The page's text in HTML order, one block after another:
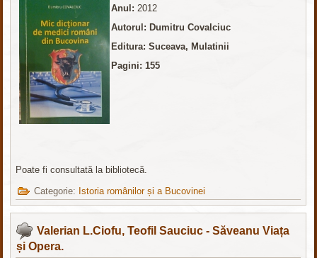
Anul:2012
Autorul: Dumitru Covalciuc
Editura: Suceava, Mulatinii
Pagini: 155
Poate fi consultată la bibliotecă.
Categorie: Istoria românilor și a Bucovinei
Valerian L.Ciofu, Teofil Sauciuc - Săveanu Viața
și Opera.